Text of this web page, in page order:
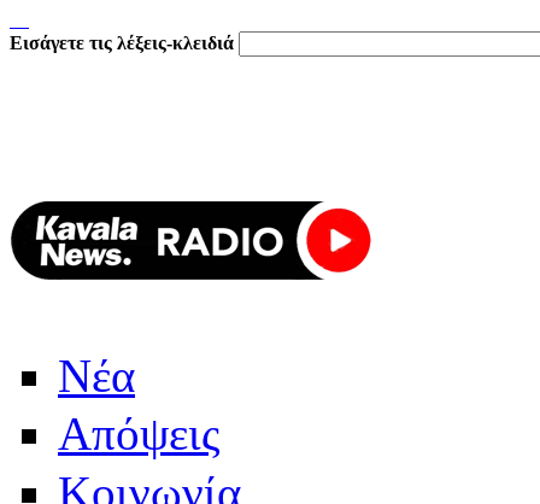
Εισάγετε τις λέξεις-κλειδιά
Νέα
Απόψεις
Κοινωνία